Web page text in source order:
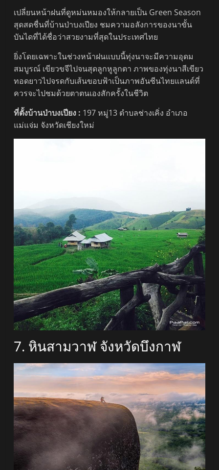
เปลี่ยนหน้าฝนที่ดูหม่นหมองให้กลายเป็น Green Season
สุดสดชื่นที่บ้านป่าบงเปียง ชมความอลังการของนาขั้น
บันไดที่ได้ชื่อว่าสวยงามที่สุดในประเทศไทย
ยิ่งโดยเฉพาะในช่วงหน้าฝนแบบนี้ทุ่งนาจะมีความอุดม
สมบูรณ์ เขียวขจีไปจนสุดลูกหูลูกตา ภาพของทุ่งนาสีเขียว
ทอดยาวไปจรดกับเส้นขอบฟ้าเป็นภาพอันซีนไทยแลนด์ที่
ควรจะไปชมด้วยตาตนเองสักครั้งในชีวิต
ที่ตั้งบ้านป่าบงเปียง : 197 หมู่13 ตำบลช่างเคิ่ง อำเภอ
แม่แจ่ม จังหวัดเชียงใหม่
7. หินสามวาฬ จังหวัดบึงกาฬ